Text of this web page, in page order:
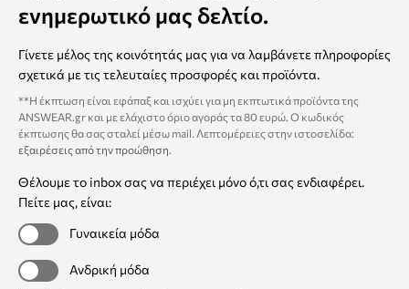
ενημερωτικό μας δελτίο.
Γίνετε μέλος της κοινότητάς μας για να λαμβάνετε πληροφορίες
σχετικά με τις τελευταίες προσφορές και προϊόντα.
**Η έκπτωση είναι εφάπαξ και ισχύει για μη εκπτωτικά προϊόντα της
ANSWEAR.gr και με ελάχιστο όριο αγοράς τα 80 ευρώ. Ο κωδικός
έκπτωσης θα σας σταλεί μέσω mail. Λεπτομέρειες στην ιστοσελίδα:
εξαιρέσεις από την προώθηση
Θέλουμε το inbox σας να περιέχει μόνο ό,τι σας ενδιαφέρει.
Πείτε μας, είναι:
Γυναικεία μόδα
Ανδρική μόδα